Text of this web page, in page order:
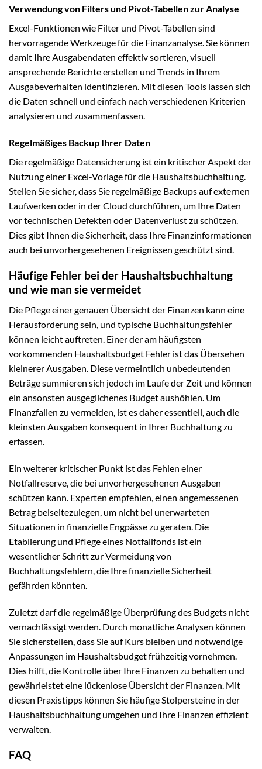
Verwendung von Filters und Pivot-Tabellen zur Analyse
Excel-Funktionen wie Filter und Pivot-Tabellen sind
hervorragende Werkzeuge für die Finanzanalyse. Sie können
damit Ihre Ausgabendaten effektiv sortieren, visuell
ansprechende Berichte erstellen und Trends in Ihrem
Ausgabeverhalten identifizieren. Mit diesen Tools lassen sich
die Daten schnell und einfach nach verschiedenen Kriterien
analysieren und zusammenfassen.
Regelmäßiges Backup Ihrer Daten
Die regelmäßige Datensicherung ist ein kritischer Aspekt der
Nutzung einer Excel-Vorlage für die Haushaltsbuchhaltung.
Stellen Sie sicher, dass Sie regelmäßige Backups auf externen
Laufwerken oder in der Cloud durchführen, um Ihre Daten
vor technischen Defekten oder Datenverlust zu schützen.
Dies gibt Ihnen die Sicherheit, dass Ihre Finanzinformationen
auch bei unvorhergesehenen Ereignissen geschützt sind.
Häufige Fehler bei der Haushaltsbuchhaltung
und wie man sie vermeidet
Die Pflege einer genauen Übersicht der Finanzen kann eine
Herausforderung sein, und typische Buchhaltungsfehler
können leicht auftreten. Einer der am häufigsten
vorkommenden Haushaltsbudget Fehler ist das Übersehen
kleinerer Ausgaben. Diese vermeintlich unbedeutenden
Beträge summieren sich jedoch im Laufe der Zeit und können
ein ansonsten ausgeglichenes Budget aushöhlen. Um
Finanzfallen zu vermeiden, ist es daher essentiell, auch die
kleinsten Ausgaben konsequent in Ihrer Buchhaltung zu
erfassen.
Ein weiterer kritischer Punkt ist das Fehlen einer
Notfallreserve, die bei unvorhergesehenen Ausgaben
schützen kann. Experten empfehlen, einen angemessenen
Betrag beiseitezulegen, um nicht bei unerwarteten
Situationen in finanzielle Engpässe zu geraten. Die
Etablierung und Pflege eines Notfallfonds ist ein
wesentlicher Schritt zur Vermeidung von
Buchhaltungsfehlern, die Ihre finanzielle Sicherheit
gefährden könnten.
Zuletzt darf die regelmäßige Überprüfung des Budgets nicht
vernachlässigt werden. Durch monatliche Analysen können
Sie sicherstellen, dass Sie auf Kurs bleiben und notwendige
Anpassungen im Haushaltsbudget frühzeitig vornehmen.
Dies hilft, die Kontrolle über Ihre Finanzen zu behalten und
gewährleistet eine lückenlose Übersicht der Finanzen. Mit
diesen Praxistipps können Sie häufige Stolpersteine in der
Haushaltsbuchhaltung umgehen und Ihre Finanzen effizient
verwalten.
FAQ